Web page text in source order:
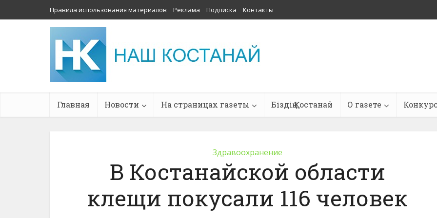
Правила использования материалов Реклама Подписка Контакты
Главная Новости На страницах газеты Біздің Қостанай О газете
Здравоохранение
В Костанайской области
клещи покусали 116 человек